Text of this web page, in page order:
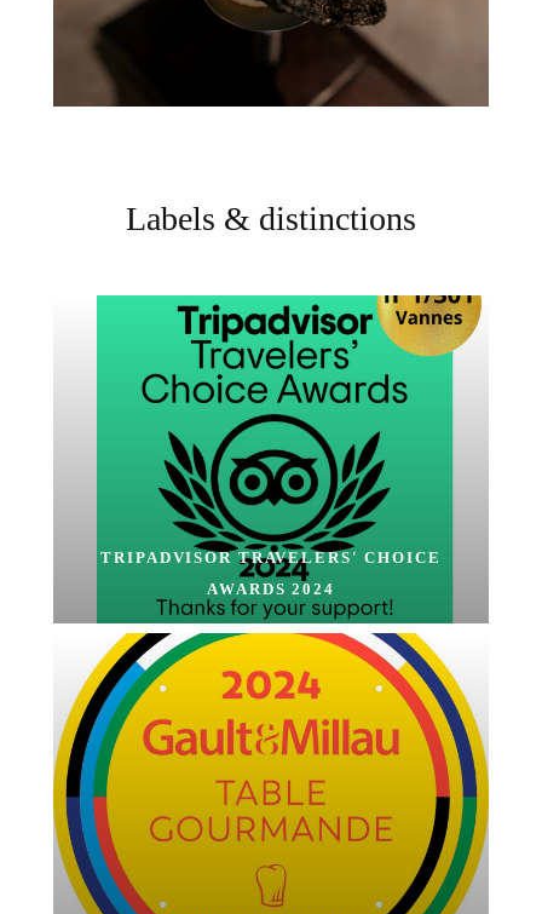
Labels & distinctions
TRIPADVISOR TRAVELERS' CHOICE
AWARDS 2024